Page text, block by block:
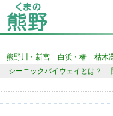
熊野川・新宮 白浜・椿 枯木
シーニックバイウェイとは？